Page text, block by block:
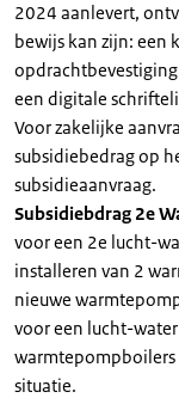
2024 aanlevert,
bewijs kan zijn: een
een digitale
Voor zakelijke
subsidiebedrag op
subsidieaanvraag.
Subsidiebdrag 2e
voor een 2e lucht-
installeren van 2
nieuwe
voor een lucht-
warmtepompboilers
situatie.